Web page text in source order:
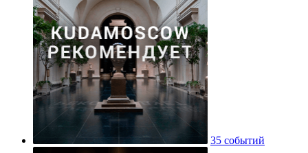
35 событий